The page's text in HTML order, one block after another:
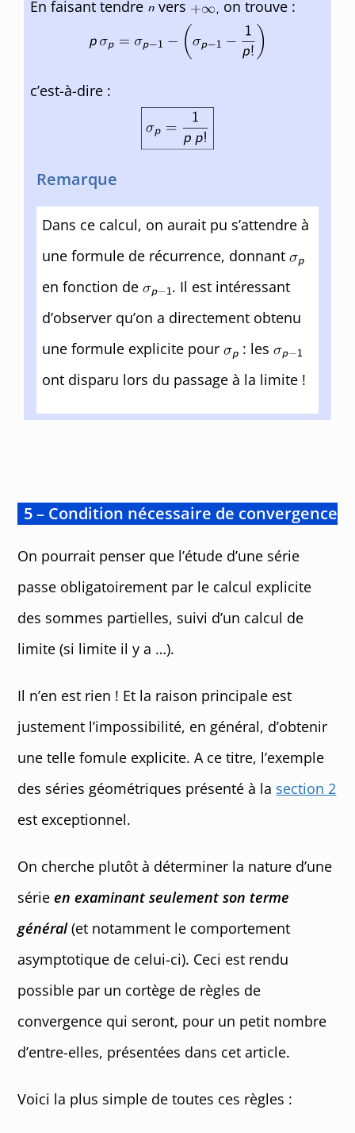
En faisant tendre vers on trouve :
c’est-à-dire :
Remarque
Dans ce calcul, on aurait pu s’attendre à
une formule de récurrence, donnant
en fonction de
. Il est intéressant
d’observer qu’on a directement obtenu
une formule explicite pour
: les
ont disparu lors du passage à la limite !
5 – Condition nécessaire de convergence
On pourrait penser que l’étude d’une série
passe obligatoirement par le calcul explicite
des sommes partielles, suivi d’un calcul de
limite (si limite il y a …).
Il n’en est rien ! Et la raison principale est
justement l’impossibilité, en général, d’obtenir
une telle fomule explicite. A ce titre, l’exemple
des séries géométriques présenté à la section 2
est exceptionnel.
On cherche plutôt à déterminer la nature d’une
sérieen examinant seulement son terme
général(et notamment le comportement
asymptotique de celui-ci). Ceci est rendu
possible par un cortège de règles de
convergence qui seront, pour un petit nombre
d’entre-elles, présentées dans cet article.
Voici la plus simple de toutes ces règles :